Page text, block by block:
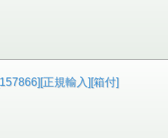
正規輸入][箱付]